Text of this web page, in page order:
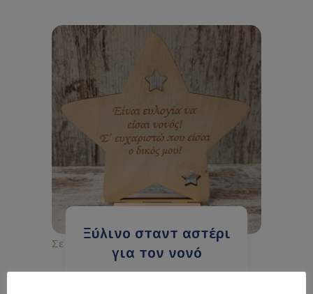
Ξύλινο σταντ αστέρι
για τον νονό
Σε απόθεμα